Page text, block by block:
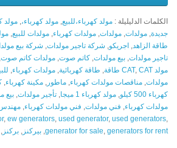
الكلمات الدليليلة : مولد كهرباء،للبيع, مولد كهرباء،, مولد
جديدة, مولدات, مولدات, مولدات كهرباء, مولدات للبيع,
طاقة الزاهد, اجريكو, شركة تاجير مولدات, شركة بيع
تاجير مولدات, بيع مولدات, كاتم صوت, مولدات كاتم صوت,
مولد CAT
, CAT طاقة , طاقة كهربائية, مولدات كهرباء,
مولدات, مناقصات مولدات كهرباء, ماطور , مكينة كهرباء,
كهرباء 500 كيلو
, مولد كهرباء 1 ميجا , تأجير مولدات, بيع
مولدات كهرباء, فني مولدات, فني مولدات كهرباء, مهندس
, ew generators, used generator, used generators,
generator for sale, generators for rent
, بيركنز , بركنز ,